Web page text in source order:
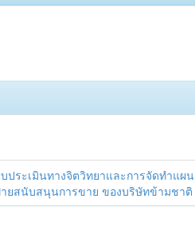
ระเมินทางจิตวิทยาและการจัดทำแผน
ยสนับสนุนการขาย ของบริษัทข้ามชาติ